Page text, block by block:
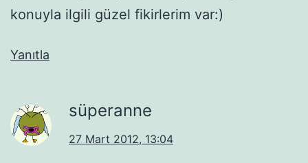
konuyla ilgili güzel fikirlerim var:)
Yanıtla
süperanne
27 Mart 2012, 13:04